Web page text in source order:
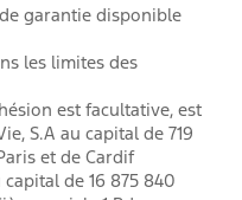
garantie disponible
les limites des
est facultative, est
S.A au capital de 719
et de Cardif
de 16 875 840